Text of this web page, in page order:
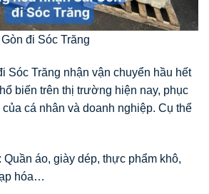
đi Sóc Trăng
Sóc Trăng nhận vận chuyển hầu hết
biến trên thị trường hiện nay, phục
cá nhân và doanh nghiệp. Cụ thể
: Quần áo, giày dép, thực phẩm khô,
hóa…